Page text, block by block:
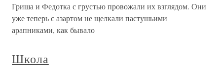
Гриша и Федотка с грустью провожали их взглядом. Они
уже теперь с азартом не щелкали пастушьими
арапниками, как бывало
Школа